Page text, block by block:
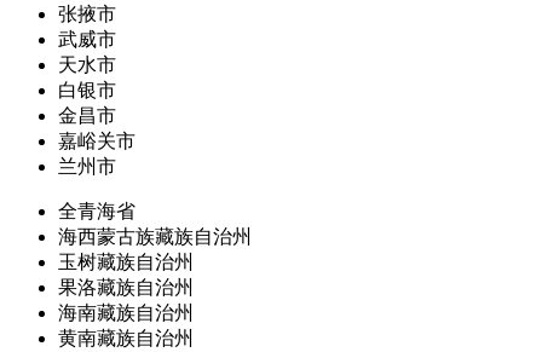
张掖市
武威市
天水市
白银市
金昌市
嘉峪关市
兰州市
全青海省
海西蒙古族藏族自治州
玉树藏族自治州
果洛藏族自治州
海南藏族自治州
黄南藏族自治州